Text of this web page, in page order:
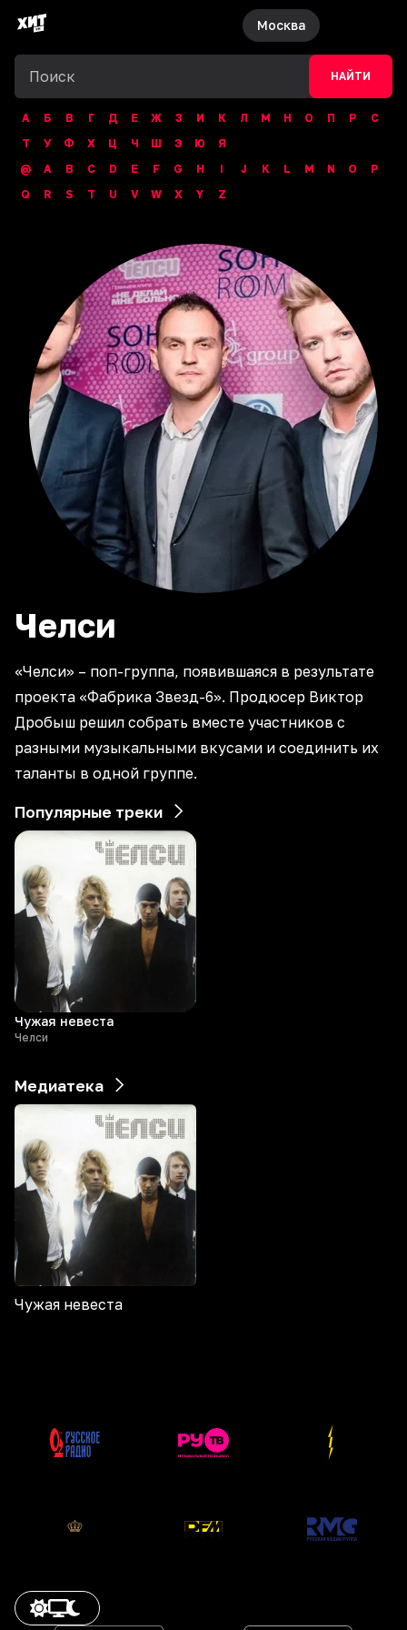
Москва
НАЙТИ
А Б В Г Д Е Ж З И К Л М Н О П Р
С
Т
У Ф Х Ц Ч Ш Э Ю
Я
@
A B C D E F G H I J K L M N O
P
Q
R S T U V W X Y Z
Челси
«Челси» – поп-группа, появившаяся в результате
проекта «Фабрика Звезд-6». Продюсер Виктор
Дробыш решил собрать вместе участников с
разными музыкальными вкусами и соединить их
таланты в одной группе.
Популярные треки
Чужая невеста
Челси
Медиатека
Чужая невеста